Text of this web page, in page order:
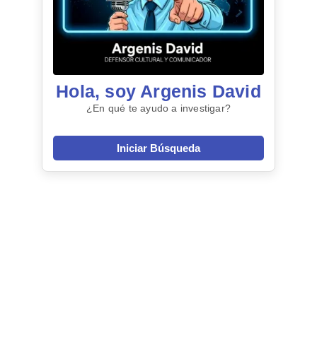
Hola, soy Argenis David
¿En qué te ayudo a investigar?
Iniciar Búsqueda